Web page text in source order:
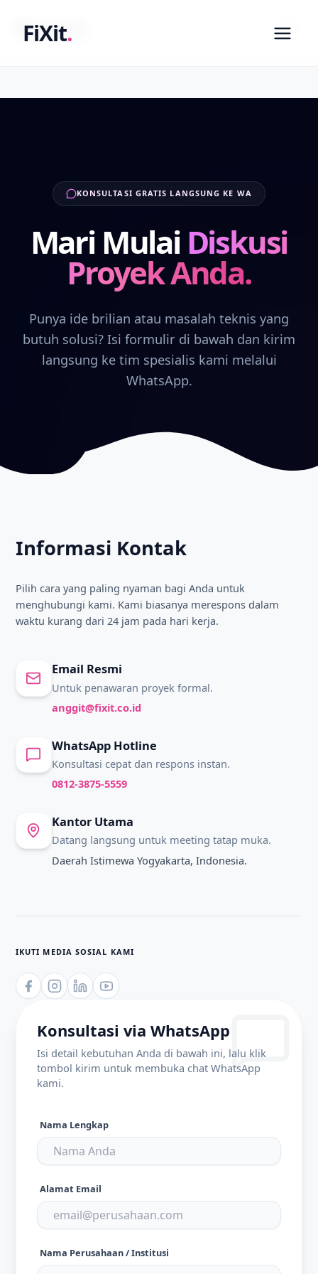
FiXit.
fixit.co.id
KONSULTASI GRATIS LANGSUNG KE WA
Mari Mulai Diskusi
Proyek Anda.
Punya ide brilian atau masalah teknis yang
butuh solusi? Isi formulir di bawah dan kirim
langsung ke tim spesialis kami melalui
WhatsApp.
Informasi Kontak
Pilih cara yang paling nyaman bagi Anda untuk
menghubungi kami. Kami biasanya merespons dalam
waktu kurang dari 24 jam pada hari kerja.
Email Resmi
Untuk penawaran proyek formal.
anggit@fixit.co.id
WhatsApp Hotline
Konsultasi cepat dan respons instan.
0812-3875-5559
Kantor Utama
Datang langsung untuk meeting tatap muka.
Daerah Istimewa Yogyakarta, Indonesia.
IKUTI MEDIA SOSIAL KAMI
Konsultasi via WhatsApp
Isi detail kebutuhan Anda di bawah ini, lalu klik
tombol kirim untuk membuka chat WhatsApp
kami.
Nama Lengkap
Alamat Email
Nama Perusahaan / Institusi